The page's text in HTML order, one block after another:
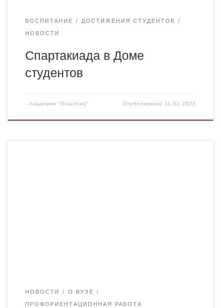
ВОСПИТАНИЕ ДОСТИЖЕНИЯ СТУДЕНТОВ
НОВОСТИ
Спартакиада в Доме
студентов
- Академия "Bolashaq" Опубликовано 11.02.2022
НОВОСТИ О ВУЗЕ
ПРОФОРИЕНТАЦИОННАЯ РАБОТА